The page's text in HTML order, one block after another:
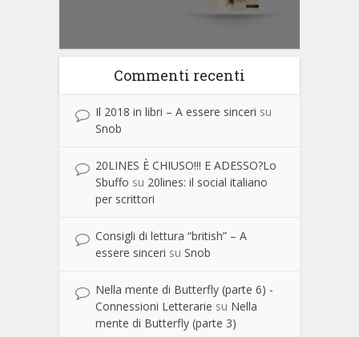
Commenti recenti
Il 2018 in libri – A essere sinceri su
Snob
20LINES È CHIUSO!!! E ADESSO?Lo
Sbuffo su 20lines: il social italiano
per scrittori
Consigli di lettura “british” – A
essere sinceri su Snob
Nella mente di Butterfly (parte 6) -
Connessioni Letterarie su Nella
mente di Butterfly (parte 3)